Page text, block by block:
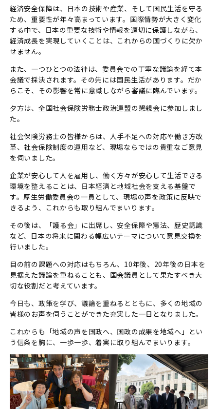
経済安全保障は、日本の技術や産業、そして国民生活を守る
ため、重要性が年々高まっています。国際情勢が大きく変化
する中で、日本の重要な技術や情報を適切に保護しながら、
経済成長を実現していくことは、これからの国づくりに欠か
せません。
また、一つひとつの法律は、委員会での丁寧な議論を経て本
会議で採決されます。その先には国民生活があります。だか
らこそ、その影響を常に意識しながら審議に臨んでいます。
夕方は、全国社会保険労務士政治連盟の懇親会に参加しまし
た。
社会保険労務士の皆様からは、人手不足への対応や働き方改
革、社会保険制度の運用など、現場ならではの貴重なご意見
を伺いました。
企業が安心して人を雇用し、働く方々が安心して生活できる
環境を整えることは、日本経済と地域社会を支える基盤で
す。厚生労働委員会の一員として、現場の声を政策に反映で
きるよう、これからも取り組んでまいります。
その後は、「護る会」に出席し、安全保障や憲法、歴史認識
など、日本の将来に関わる幅広いテーマについて意見交換を
行いました。
目の前の課題への対応はもちろん、10年後、20年後の日本を
見据えた議論を重ねることも、国会議員として果たすべき大
切な役割だと考えています。
今日も、政策を学び、議論を重ねるとともに、多くの地域の
皆様のお声を伺うことができた充実した一日となりました。
これからも「地域の声を国政へ、国政の成果を地域へ」とい
う信条を胸に、一歩一歩、着実に取り組んでまいります。